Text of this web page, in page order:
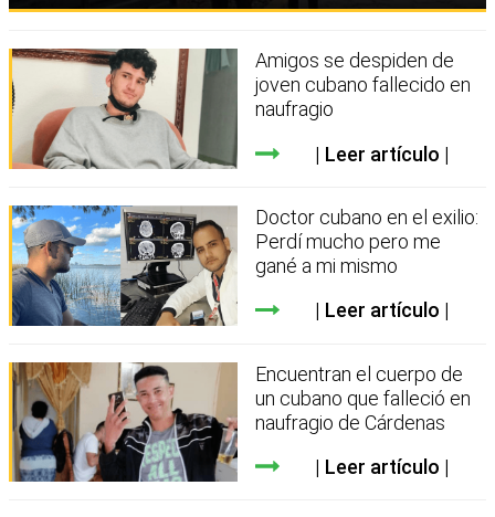
Amigos se despiden de
joven cubano fallecido en
naufragio
Leer artículo
Doctor cubano en el exilio:
Perdí mucho pero me
gané a mi mismo
Leer artículo
Encuentran el cuerpo de
un cubano que falleció en
naufragio de Cárdenas
Leer artículo